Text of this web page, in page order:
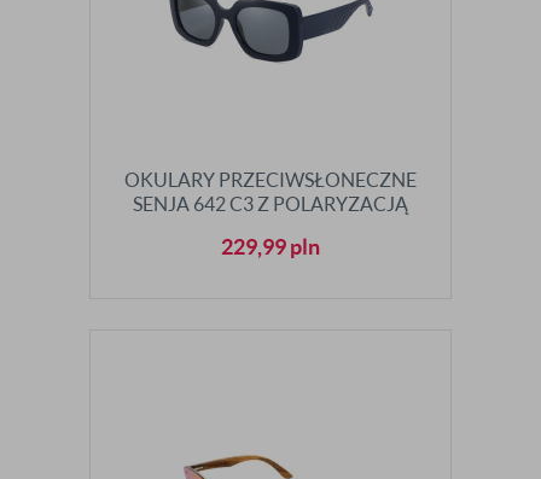
OKULARY PRZECIWSŁONECZNE
SENJA 642 C3 Z POLARYZACJĄ
229,99pln